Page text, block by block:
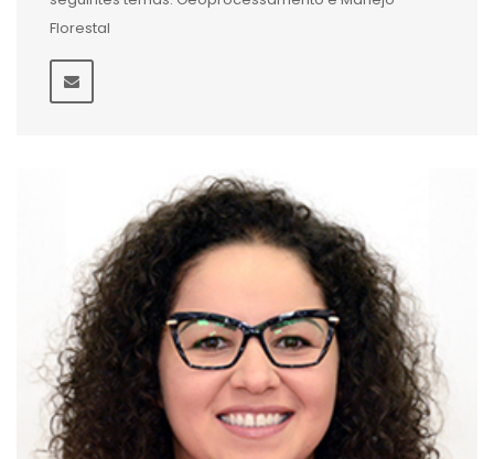
Florestal